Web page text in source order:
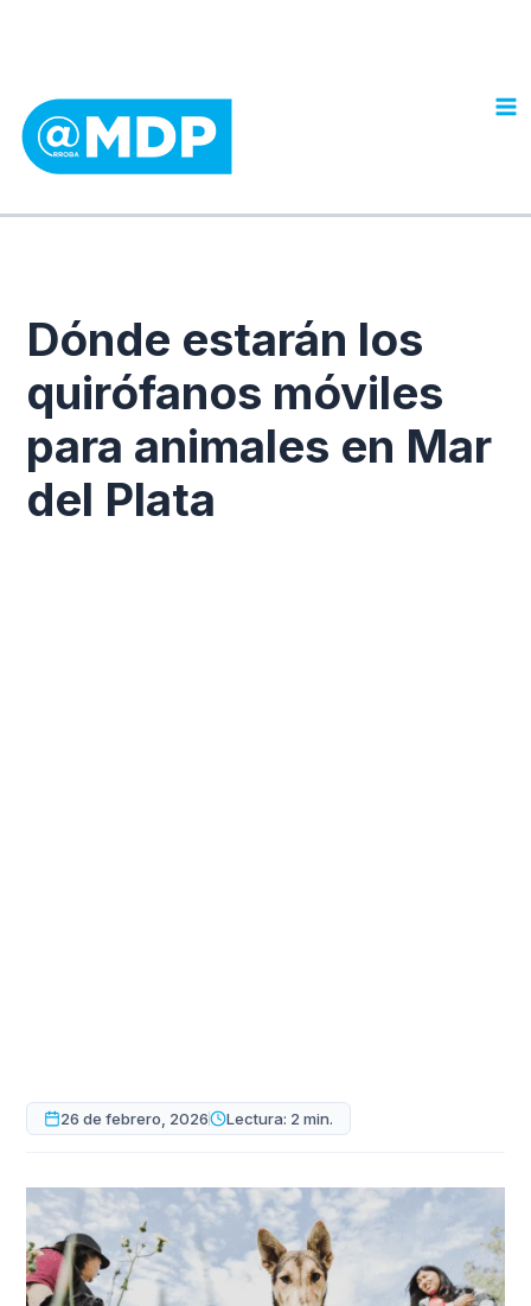
Dónde estarán los
quirófanos móviles
para animales en Mar
del Plata
26 de febrero, 2026 Lectura: 2 min.